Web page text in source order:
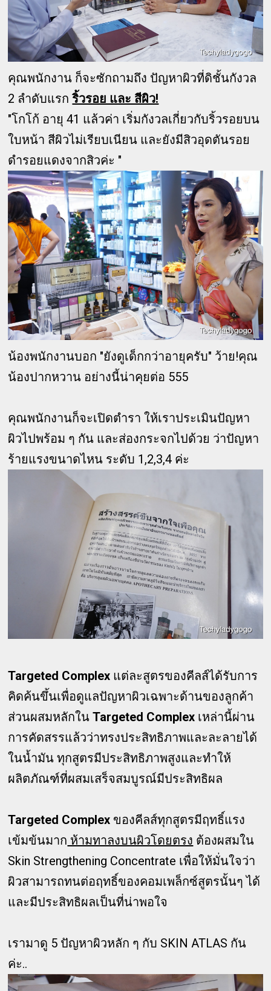
คุณพนักงาน ก็จะซักถามถึง ปัญหาผิวที่ดิชั้นกังวล
2 ลำดับแรกริ้วรอย และ สีผิว!
"โกโก้ อายุ 41 แล้วค่า เริ่มกังวลเกี่ยวกับริ้วรอยบน
ใบหน้า สีผิวไม่เรียบเนียน และยังมีสิวอุดตันรอย
ดำรอยแดงจากสิวค่ะ "
น้องพนักงานบอก "ยังดูเด็กกว่าอายุครับ" ว้าย!คุณ
น้องปากหวาน อย่างนี้น่าคุยต่อ 555
คุณพนักงานก็จะเปิดตำรา ให้เราประเมินปัญหา
ผิวไปพร้อม ๆ กัน และส่องกระจกไปด้วย ว่าปัญหา
ร้ายแรงขนาดไหน ระดับ 1,2,3,4 ค่ะ
Targeted Complex แต่ละสูตรของคีลส์ได้รับการ
คิดค้นขึ้นเพื่อดูแลปัญหาผิวเฉพาะด้านของลูกค้า
ส่วนผสมหลักในTargeted Complex เหล่านี้ผ่าน
การคัดสรรแล้วว่าทรงประสิทธิภาพและละลายได้
ในน้ำมัน ทุกสูตรมีประสิทธิภาพสูงและทำให้
ผลิตภัณฑ์ที่ผสมเสร็จสมบูรณ์มีประสิทธิผล
Targeted Complex ของคีลส์ทุกสูตรมีฤทธิ์แรง
เข้มข้นมาก ห้ามทาลงบนผิวโดยตรง ต้องผสมใน
Skin Strengthening Concentrate เพื่อให้มั่นใจว่า
ผิวสามารถทนต่อฤทธิ์ของคอมเพล็กซ์สูตรนั้นๆ ได้
และมีประสิทธิผลเป็นที่น่าพอใจ
เรามาดู 5 ปัญหาผิวหลัก ๆ กับ SKIN ATLAS กัน
ค่ะ..